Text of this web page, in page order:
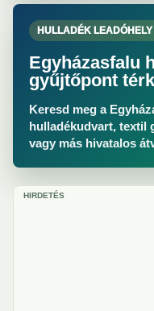
HULLADÉK
Egyházasfalu
gyűjtőpont
Keresd meg a
hulladékudvart, textil
vagy más hivatalos
HIRDETÉS